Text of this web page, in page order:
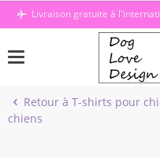
PasserLivraison gratuite à
Retour à T-shirts pour
chiens